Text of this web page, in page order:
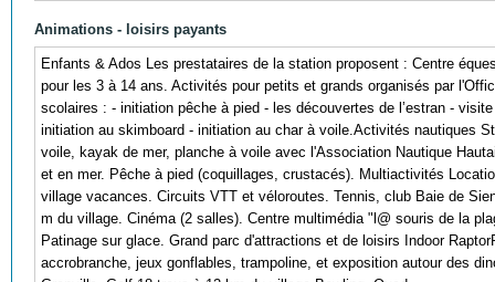
Animations - loisirs payants
Enfants & Ados Les prestataires de la station proposent : Centre
pour les 3 à 14 ans. Activités pour petits et grands organisés par
scolaires : - initiation pêche à pied - les découvertes de l’estran -
initiation au skimboard - initiation au char à voile.Activités nautiques
voile, kayak de mer, planche à voile avec l'Association Nautique
et en mer. Pêche à pied (coquillages, crustacés). Multiactivités
village vacances. Circuits VTT et véloroutes. Tennis, club Baie de
m du village. Cinéma (2 salles). Centre multimédia "l@ souris de la
Patinage sur glace. Grand parc d'attractions et de loisirs Indoor
accrobranche, jeux gonflables, trampoline, et exposition autour des